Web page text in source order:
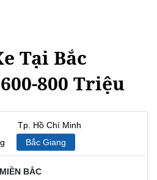
Tại Bắc
800 Triệu
Tp. Hồ Chí Minh
Bắc Giang
MIỀN BẮC